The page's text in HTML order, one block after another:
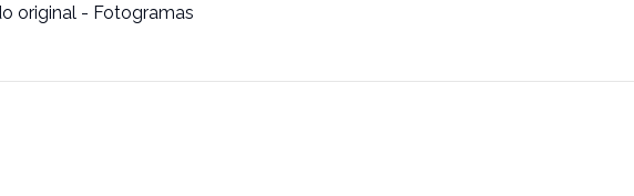
original - Fotogramas